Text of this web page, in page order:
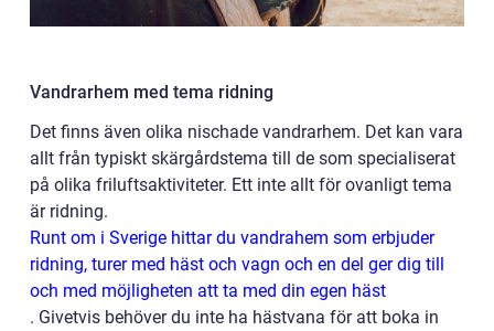
Vandrarhem med tema ridning
Det finns även olika nischade vandrarhem. Det kan vara
allt från typiskt skärgårdstema till de som specialiserat
på olika friluftsaktiviteter. Ett inte allt för ovanligt tema
är ridning.
Runt om i Sverige hittar du vandrahem som erbjuder
ridning, turer med häst och vagn och en del ger dig till
och med möjligheten att ta med din egen häst
. Givetvis behöver du inte ha hästvana för att boka in